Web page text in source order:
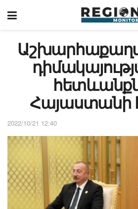
Հայաստանի
2022/10/21 12:40